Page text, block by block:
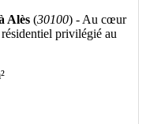
Alès (30100) - Au cœur
privilégié au